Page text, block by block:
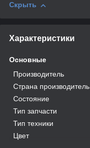
Скрыть
Характеристики
Основные
Производитель
Страна производитель
Состояние
Тип запчасти
Тип техники
Цвет